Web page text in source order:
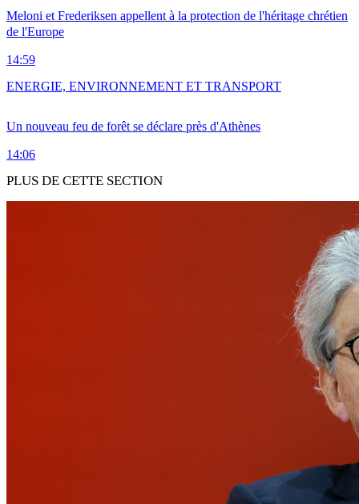
Meloni et Frederiksen appellent à la protection de l'héritage chrétien
de l'Europe
14:59
Un nouveau feu de forêt se déclare près d'Athènes
14:06
ENERGIE, ENVIRONNEMENT ET TRANSPORT
PLUS DE CETTE SECTION